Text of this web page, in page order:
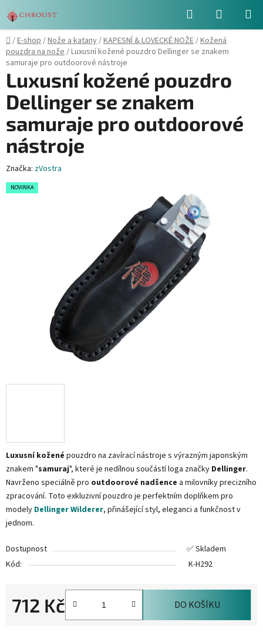
na
obsah
Hledat
KOŠÍK
Domů
/E-shop/Nože a katany/KAPESNÍ & LOVECKÉ NOŽE/Kožená
pouzdra na nože/Luxusní kožené pouzdro Dellinger se znakem
samuraje pro outdoorové nástroje
Luxusní kožené pouzdro na zavírací nástroje s výrazným japonským
znakem "samuraj", které je nedílnou součástí loga značky Dellinger.
Navrženo speciálně pro outdoorové nadšence a milovníky precizního
zpracování. Toto exkluzivní pouzdro je perfektním doplňkem pro
modely Dellinger Wilderer, přinášející styl, eleganci a funkčnost v
jednom.
Dostupnost
✅ Skladem
Kód:
K-H292
712 Kč DO KOŠÍKU
Luxusní kožené pouzdro
Dellinger se znakem
samuraje pro outdoorové
nástroje
Značka: zVostra
NOVINKA